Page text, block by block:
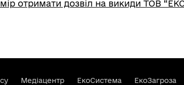
отримати дозвіл на викиди ТОВ
Медіацентр ЕкоСистема ЕкоЗагроза